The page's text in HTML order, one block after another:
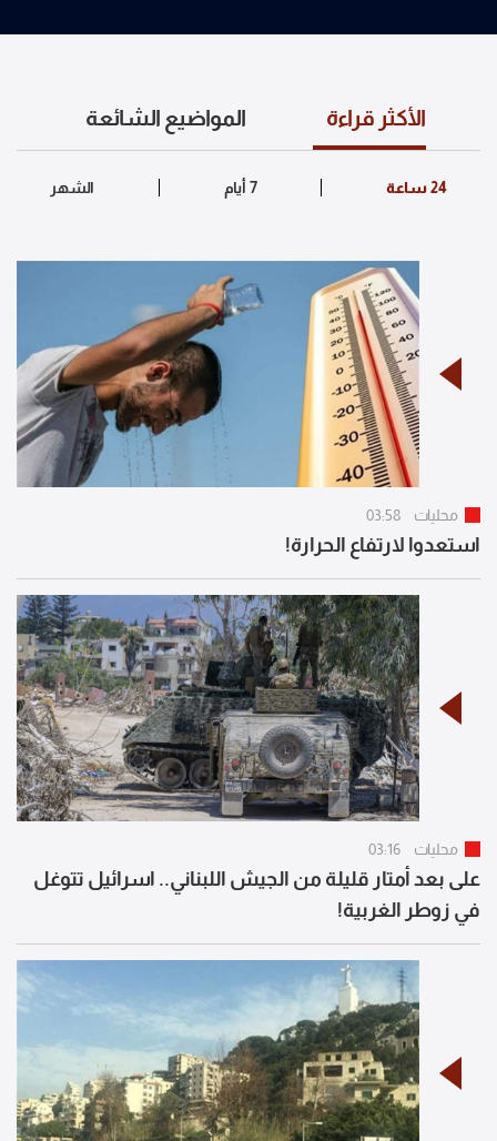
الأكثر قراءة المواضيع الشائعة
محليات 03:58
استعدوا لارتفاع الحرارة!
محليات 03:16
على بعد أمتار قليلة من الجيش اللبناني.. اسرائيل تتوغل
في زوطر الغربية!